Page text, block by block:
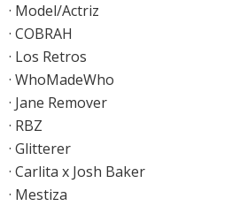
· Model/Actriz
· COBRAH
· Los Retros
· WhoMadeWho
· Jane Remover
· RBZ
· Glitterer
· Carlita x Josh Baker
· Mestiza